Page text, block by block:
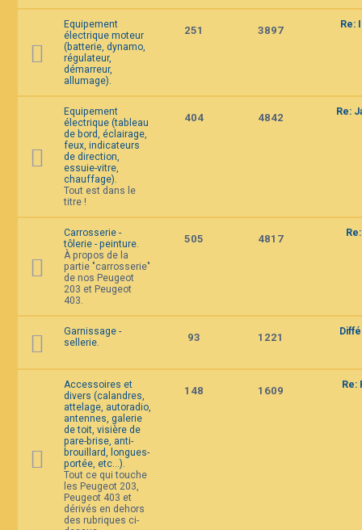
Equipement
électrique moteur
(batterie, dynamo,
régulateur,
démarreur,
allumage).
251 3897 Re:
Equipement
électrique (tableau
de bord, éclairage,
feux, indicateurs
de direction,
essuie-vitre,
chauffage).
Tout est dans le
titre !
404 4842 Re:
Carrosserie -
tôlerie - peinture.
À propos de la
partie "carrosserie"
de nos Peugeot
203 et Peugeot
403.
505 4817
Garnissage -
sellerie.
93 1221
Accessoires et
divers (calandres,
attelage, autoradio,
antennes, galerie
de toit, visière de
pare-brise, anti-
brouillard, longues-
portée, etc...).
Tout ce qui touche
les Peugeot 203,
Peugeot 403 et
dérivés en dehors
des rubriques ci-
148 1609 Re: